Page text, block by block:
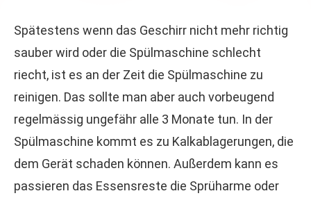
Spätestens wenn das Geschirr nicht mehr richtig
sauber wird oder die Spülmaschine schlecht
riecht, ist es an der Zeit die Spülmaschine zu
reinigen. Das sollte man aber auch vorbeugend
regelmässig ungefähr alle 3 Monate tun. In der
Spülmaschine kommt es zu Kalkablagerungen, die
dem Gerät schaden können. Außerdem kann es
passieren das Essensreste die Sprüharme oder